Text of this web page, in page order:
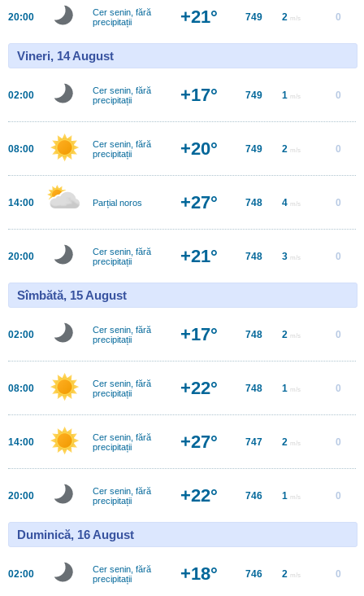
20:00
Cer senin, fără
precipitații
+21° 749 2 m/s 0
Vineri, 14 August
02:00
Cer senin, fără
precipitații
+17° 749 1 m/s 0
08:00
Cer senin, fără
precipitații
+20° 749 2 m/s 0
14:00 Parțial noros +27° 748 4 m/s 0
20:00
Cer senin, fără
precipitații
+21° 748 3 m/s 0
Sîmbătă, 15 August
02:00
Cer senin, fără
precipitații
+17° 748 2 m/s 0
08:00
Cer senin, fără
precipitații
+22° 748 1 m/s 0
14:00
Cer senin, fără
precipitații
+27° 747 2 m/s 0
20:00
Cer senin, fără
precipitații
+22° 746 1 m/s 0
Duminică, 16 August
02:00
Cer senin, fără
precipitații
+18° 746 2 m/s 0